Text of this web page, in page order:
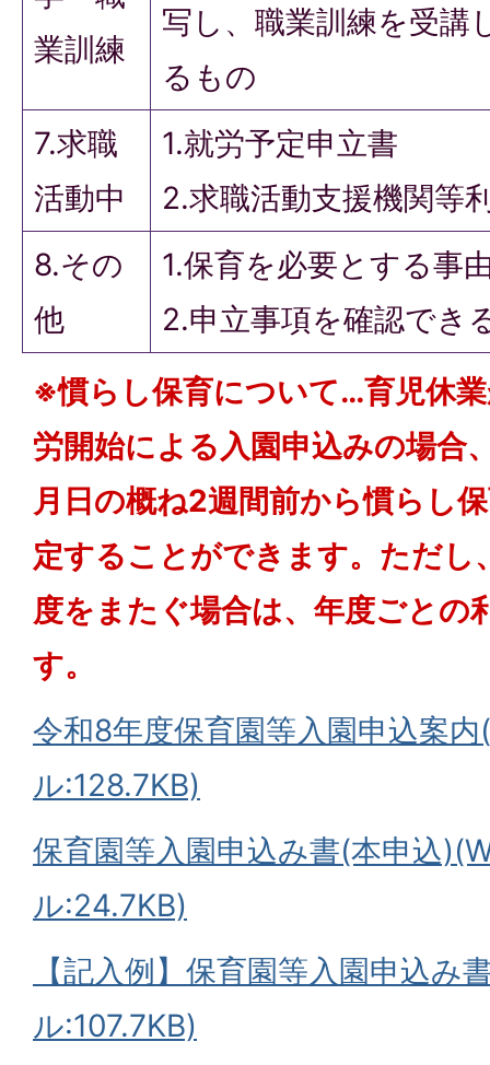
業訓練
写し、職業訓練を受講
るもの
7.求職
活動中
1.就労予定申立書
2.求職活動支援機関等
8.その
他
1.保育を必要とする事
2.申立事項を確認でき
※慣らし保育について…育児休
労開始による入園申込みの場合
月日の概ね2週間前から慣らし
定することができます。ただし
度をまたぐ場合は、年度ごとの
す。
令和8年度保育園等入園申込案
ル:128.7KB)
保育園等入園申込み書(本申込
ル:24.7KB)
【記入例】保育園等入園申込み
ル:107.7KB)